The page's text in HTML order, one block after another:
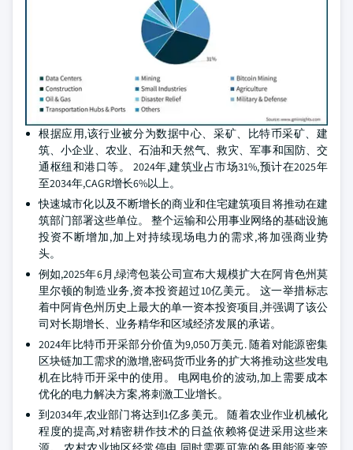
根据应用,该行业被分为数据中心、采矿、比特币采矿、建
筑、小企业、农业、石油和天然气、救灾、军事和国防、交
通枢纽和港口等。 2024年,建筑业占市场31%,预计在2025年
至2034年,CAGR增长6%以上。
快速城市化以及不断增长的商业和住宅建筑项目将推动在建
筑部门部署这些单位。 整个运输和公用事业网络的基础设施
投资不断增加,加上对持续现场电力的需求,将加强商业势
头。
例如,2025年6月,绿湾包装公司宣布大规模扩大在阿肯色州莫
里尔顿的制造业务,资本投资超过10亿美元。 这一举措标志
着中阿肯色州历史上最大的单一资本投资项目,并强调了该公
司对长期增长、业务精华和区域经济发展的承诺。
2024年比特币开采部分价值为9,050万美元. 随着对能源密集
区块链加工需求的激增,密码货币业务的扩大将推动这些发电
机在比特币开采中的使用。 电网电价的波动,加上需要成本
优化的电力解决方案,将刺激工业增长。
到2034年,农业部门将达到1亿多美元。 随着农业作业机械化
程度的提高,对精密耕作技术的日益依赖将促进采用这些来